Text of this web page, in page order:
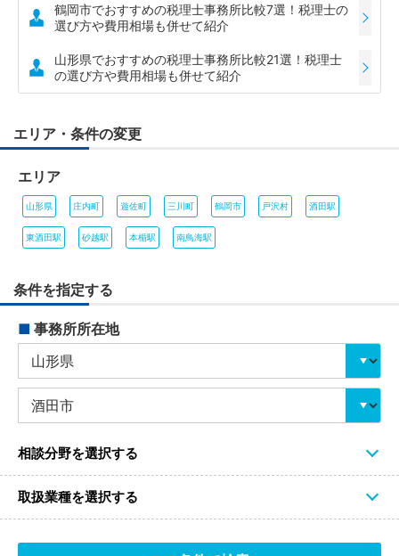
鶴岡市でおすすめの税理士事務所比較7選！税理士の
選び方や費用相場も併せて紹介
山形県でおすすめの税理士事務所比較21選！税理士
の選び方や費用相場も併せて紹介
エリア・条件の変更
エリア
山形県 庄内町 遊佐町 三川町 鶴岡市 戸沢村 酒田駅
東酒田駅 砂越駅 本楯駅 南鳥海駅
条件を指定する
■ 事務所所在地
相談分野を選択する
取扱業種を選択する